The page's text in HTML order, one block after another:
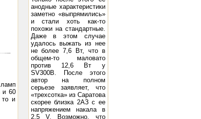
и 60
то и
анодные характеристики
заметно «выпрямились»
и стали хоть как-то
похожи на стандартные.
Даже в этом случае
удалось выжать из нее
не более 7,6 Вт, что в
общем-то маловато
против 12,6 Вт у
SV300B. После этого
автор на полном
серьезе заявляет, что
«трехсотка» из Саратова
скорее близка 2АЗ с ее
напряжением накала в
2,5 V. Возможно, что